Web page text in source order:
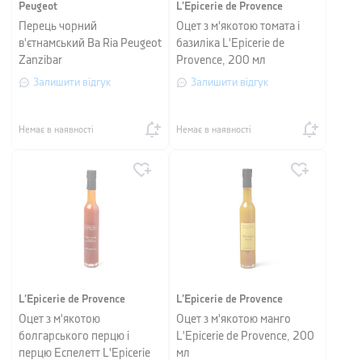
Peugeot
Перець чорний
в'єтнамський Ba Ria Peugeot
Zanzibar
Залишити відгук
Немає в наявності
L’Epicerie de Provence
Оцет з м'якотою томата і
базиліка L'Epicerie de
Provence, 200 мл
Залишити відгук
Немає в наявності
L’Epicerie de Provence
Оцет з м'якотою
болгарського перцю і
перцю Еспелетт L'Epicerie
L’Epicerie de Provence
Оцет з м'якотою манго
L'Epicerie de Provence, 200
мл